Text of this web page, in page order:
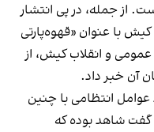
از جمله، در پی انتشار
کیش با عنوان «قهوه‌پارتی
و انقلاب کیش، از
آن خبر داد.
عوامل انتظامی با چنین
گفت شاهد بوده که